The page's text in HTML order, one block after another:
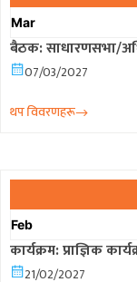
Mar
बैठक: साधारणसभा/
07/03/2027
थप विवरणहरू
Feb
कार्यक्रम: प्राज्ञिक
21/02/2027